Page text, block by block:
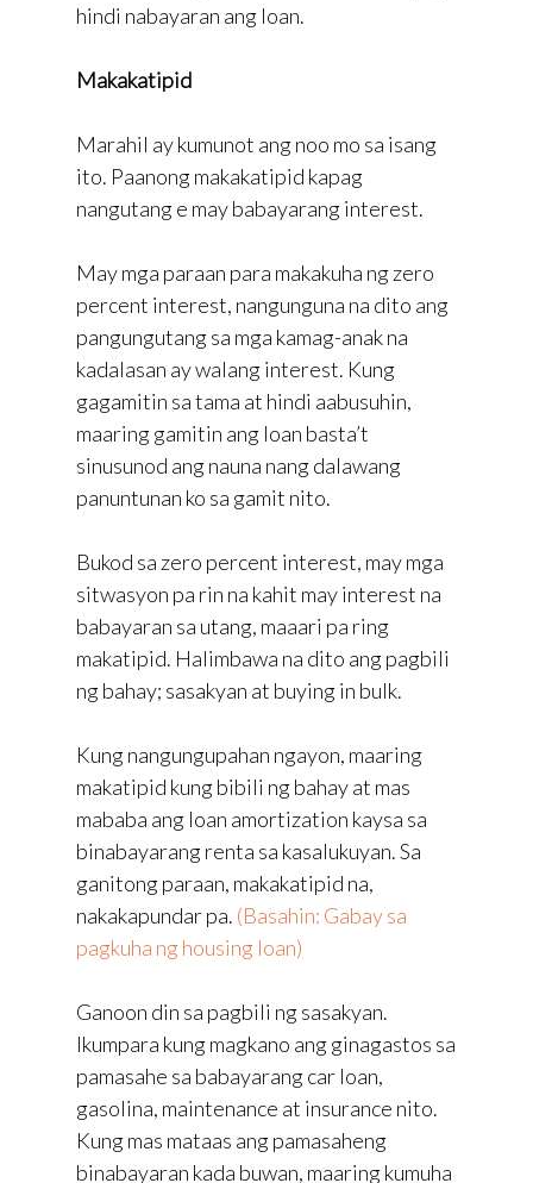
hindi nabayaran ang loan.
Makakatipid
Marahil ay kumunot ang noo mo sa isang
ito. Paanong makakatipid kapag
nangutang e may babayarang interest.
May mga paraan para makakuha ng zero
percent interest, nangunguna na dito ang
pangungutang sa mga kamag-anak na
kadalasan ay walang interest. Kung
gagamitin sa tama at hindi aabusuhin,
maaring gamitin ang loan basta’t
sinusunod ang nauna nang dalawang
panuntunan ko sa gamit nito.
Bukod sa zero percent interest, may mga
sitwasyon pa rin na kahit may interest na
babayaran sa utang, maaari pa ring
makatipid. Halimbawa na dito ang pagbili
ng bahay; sasakyan at buying in bulk.
Kung nangungupahan ngayon, maaring
makatipid kung bibili ng bahay at mas
mababa ang loan amortization kaysa sa
binabayarang renta sa kasalukuyan. Sa
ganitong paraan, makakatipid na,
nakakapundar pa. (Basahin: Gabay sa
pagkuha ng housing loan)
Ganoon din sa pagbili ng sasakyan.
Ikumpara kung magkano ang ginagastos sa
pamasahe sa babayarang car loan,
gasolina, maintenance at insurance nito.
Kung mas mataas ang pamasaheng
binabayaran kada buwan, maaring kumuha